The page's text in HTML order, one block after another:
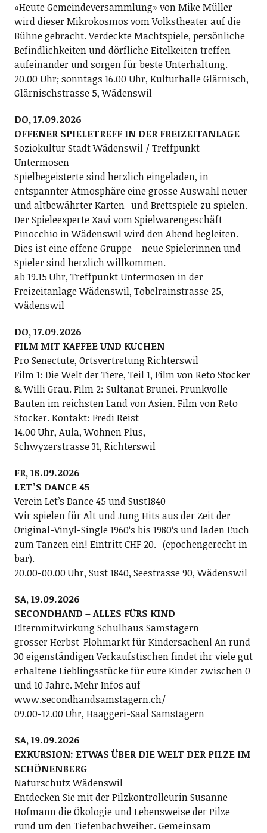
«Heute Gemeindeversammlung» von Mike Müller
wird dieser Mikrokosmos vom Volkstheater auf die
Bühne gebracht. Verdeckte Machtspiele, persönliche
Befindlichkeiten und dörfliche Eitelkeiten treffen
aufeinander und sorgen für beste Unterhaltung.
20.00 Uhr; sonntags 16.00 Uhr, Kulturhalle Glärnisch,
Glärnischstrasse 5, Wädenswil
DO, 17.09.2026
OFFENER SPIELETREFF IN DER FREIZEITANLAGE
Soziokultur Stadt Wädenswil / Treffpunkt
Untermosen
Spielbegeisterte sind herzlich eingeladen, in
entspannter Atmosphäre eine grosse Auswahl neuer
und altbewährter Karten- und Brettspiele zu spielen.
Der Spieleexperte Xavi vom Spielwarengeschäft
Pinocchio in Wädenswil wird den Abend begleiten.
Dies ist eine offene Gruppe – neue Spielerinnen und
Spieler sind herzlich willkommen.
ab 19.15 Uhr, Treffpunkt Untermosen in der
Freizeitanlage Wädenswil, Tobelrainstrasse 25,
Wädenswil
DO, 17.09.2026
FILM MIT KAFFEE UND KUCHEN
Pro Senectute, Ortsvertretung Richterswil
Film 1: Die Welt der Tiere, Teil 1, Film von Reto Stocker
& Willi Grau. Film 2: Sultanat Brunei. Prunkvolle
Bauten im reichsten Land von Asien. Film von Reto
Stocker. Kontakt: Fredi Reist
14.00 Uhr, Aula, Wohnen Plus,
Schwyzerstrasse 31, Richterswil
FR, 18.09.2026
LETʼS DANCE 45
Verein Letʼs Dance 45 und Sust1840
Wir spielen für Alt und Jung Hits aus der Zeit der
Original-Vinyl-Single 1960ʻs bis 1980ʻs und laden Euch
zum Tanzen ein! Eintritt CHF 20.- (epochengerecht in
bar).
20.00-00.00 Uhr, Sust 1840, Seestrasse 90, Wädenswil
SA, 19.09.2026
SECONDHAND – ALLES FÜRS KIND
Elternmitwirkung Schulhaus Samstagern
grosser Herbst-Flohmarkt für Kindersachen! An rund
30 eigenständigen Verkaufstischen findet ihr viele gut
erhaltene Lieblingsstücke für eure Kinder zwischen 0
und 10 Jahre. Mehr Infos auf
www.secondhandsamstagern.ch/
09.00-12.00 Uhr, Haaggeri-Saal Samstagern
SA, 19.09.2026
EXKURSION: ETWAS ÜBER DIE WELT DER PILZE IM
SCHÖNENBERG
Naturschutz Wädenswil
Entdecken Sie mit der Pilzkontrolleurin Susanne
Hofmann die Ökologie und Lebensweise der Pilze
rund um den Tiefenbachweiher. Gemeinsam